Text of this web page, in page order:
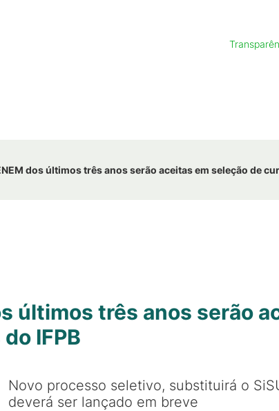
dos últimos três anos serão aceitas em seleção de
últimos três anos serão
IFPB
Novo processo seletivo, substituirá o
deverá ser lançado em breve